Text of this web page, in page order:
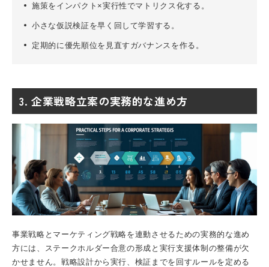
施策をインパクト×実行性でマトリクス化する。
小さな仮説検証を早く回して学習する。
定期的に優先順位を見直すガバナンスを作る。
3. 企業戦略立案の実務的な進め方
事業戦略とマーケティング戦略を連動させるための実務的な進め
方には、ステークホルダー合意の形成と実行支援体制の整備が欠
かせません。戦略設計から実行、検証までを回すルールを定める